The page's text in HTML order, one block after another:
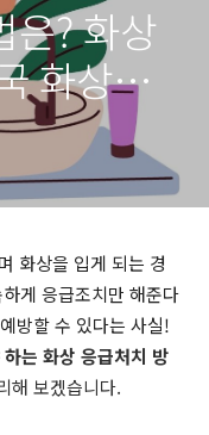
은? 화상
화상병
화상을 입게 되는 경
게 응급조치만 해준다
방할 수 있다는 사실!
는 화상 응급처치 방
해 보겠습니다.